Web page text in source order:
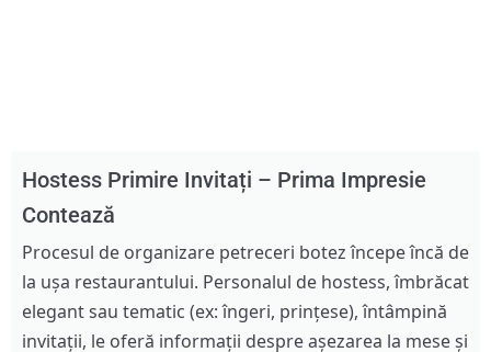
Hostess Primire Invitați – Prima Impresie
Contează
Procesul de organizare petreceri botez începe încă de
la ușa restaurantului. Personalul de hostess, îmbrăcat
elegant sau tematic (ex: îngeri, prințese), întâmpină
invitații, le oferă informații despre așezarea la mese și